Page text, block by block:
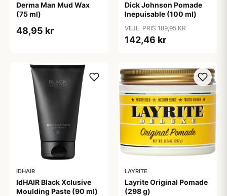
Derma Man Mud Wax
(75 ml)
48,95 kr
Dick Johnson Pomade
Inepuisable (100 ml)
VEJL. PRIS 189,95 KR
142,46 kr
IDHAIR
IdHAIR Black Xclusive
Moulding Paste (90 ml)
LAYRITE
Layrite Original Pomade
(298 g)